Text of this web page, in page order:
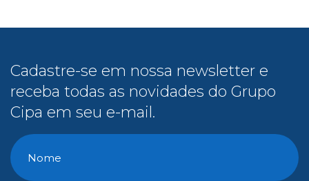
Cadastre-se em nossa newsletter e
receba todas as novidades do Grupo
Cipa em seu e-mail.